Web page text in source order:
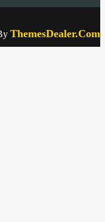
ThemesDealer.Com